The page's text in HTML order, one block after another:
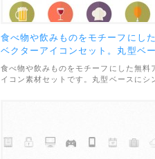
食べ物や飲みものをモチーフにし
ベクターアイコンセット。丸型ベ
スのシンプルなデザイン。
食べ物や飲みものをモチーフにした無料
イコン素材セットです。丸型ベースにシ